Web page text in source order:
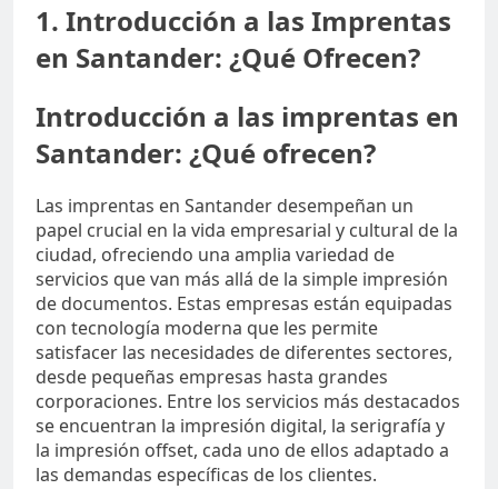
1. Introducción a las Imprentas
en Santander: ¿Qué Ofrecen?
Introducción a las imprentas en
Santander: ¿Qué ofrecen?
Las imprentas en Santander desempeñan un
papel crucial en la vida empresarial y cultural de la
ciudad, ofreciendo una amplia variedad de
servicios que van más allá de la simple impresión
de documentos. Estas empresas están equipadas
con tecnología moderna que les permite
satisfacer las necesidades de diferentes sectores,
desde pequeñas empresas hasta grandes
corporaciones. Entre los servicios más destacados
se encuentran la impresión digital, la serigrafía y
la impresión offset, cada uno de ellos adaptado a
las demandas específicas de los clientes.